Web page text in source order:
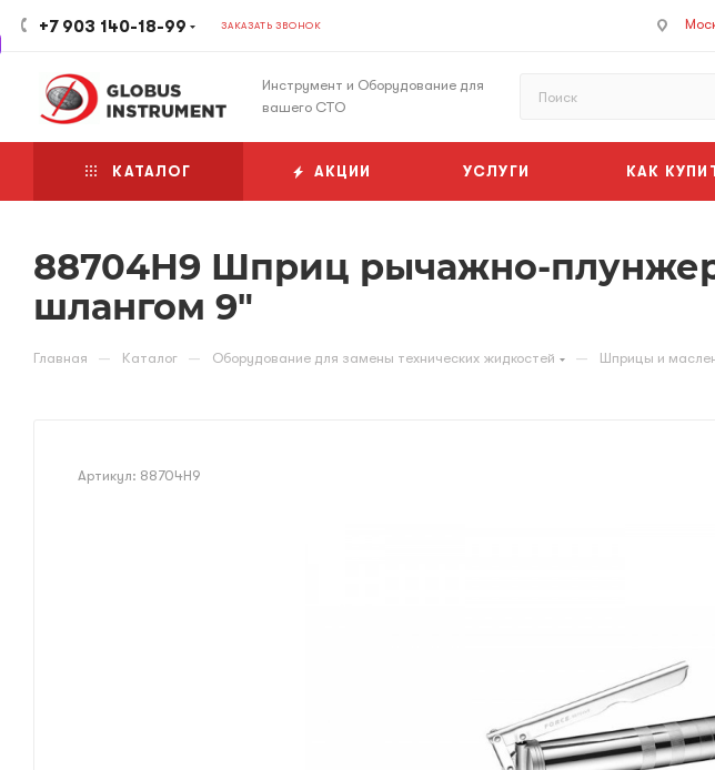
+7 903 140-18-99 ЗАКАЗАТЬ ЗВОНОК
Инструмент и Оборудование для
вашего СТО
КАТАЛОГ АКЦИИ УСЛУГИ КАК
88704H9 Шприц рычажно-
шлангом 9"
Главная — Каталог — Оборудование для замены технических жидкостей — Шприцы и
Артикул: 88704H9